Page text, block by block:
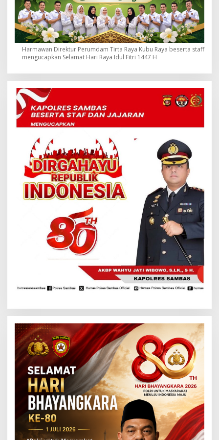
Harmawan Direktur Perumdam Tirta Raya Kubu Raya beserta staff
mengucapkan Selamat Hari Raya Idul Fitri 1447 H